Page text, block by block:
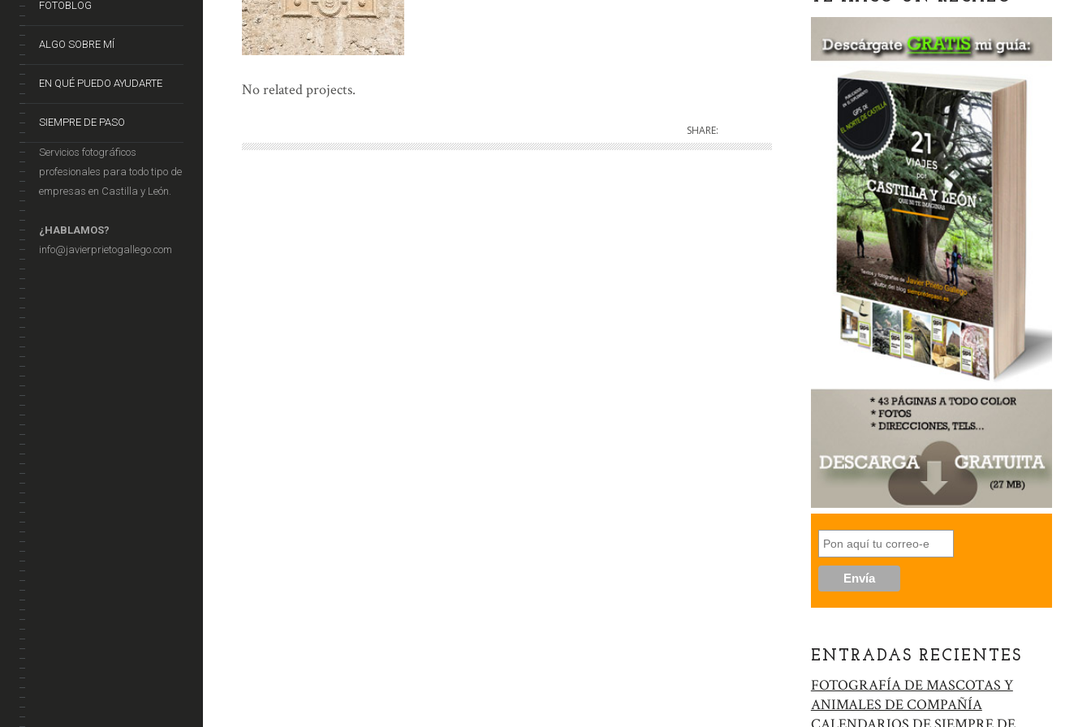
FOTOBLOG
ALGO SOBRE MÍ
EN QUÉ PUEDO AYUDARTE
SIEMPRE DE PASO
Servicios fotográficos
profesionales para todo tipo de
empresas en Castilla y León.
¿HABLAMOS?
info@javierprietogallego.com
No related projects.
SHARE:
ENTRADAS RECIENTES
FOTOGRAFÍA DE MASCOTAS Y
ANIMALES DE COMPAÑÍA